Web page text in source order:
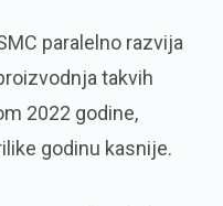
paralelno razvija
takvih
2022 godine,
godinu kasnije.